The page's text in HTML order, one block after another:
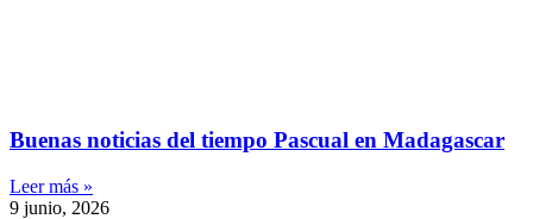
Buenas noticias del tiempo Pascual en Madagascar
Leer más »
9 junio, 2026